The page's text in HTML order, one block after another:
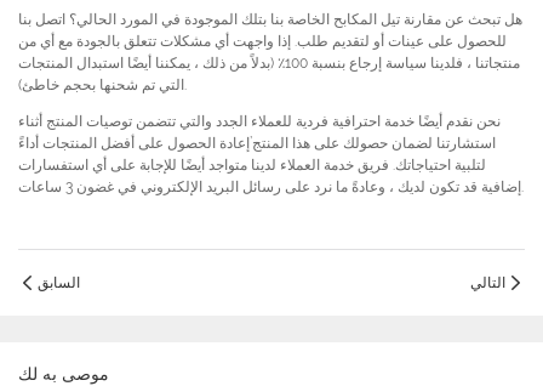
هل تبحث عن مقارنة تيل المكابح الخاصة بنا بتلك الموجودة في المورد الحالي؟ اتصل بنا
للحصول على عينات أو لتقديم طلب. إذا واجهت أي مشكلات تتعلق بالجودة مع أي من
منتجاتنا ، فلدينا سياسة إرجاع بنسبة 100٪ (بدلاً من ذلك ، يمكننا أيضًا استبدال المنتجات
التي تم شحنها بحجم خاطئ).
نحن نقدم أيضًا خدمة احترافية فردية للعملاء الجدد والتي تتضمن توصيات المنتج أثناء
استشارتنا لضمان حصولك على هذا المنتج’إعادة الحصول على أفضل المنتجات أداءً
لتلبية احتياجاتك. فريق خدمة العملاء لدينا متواجد أيضًا للإجابة على أي استفسارات
إضافية قد تكون لديك ، وعادةً ما نرد على رسائل البريد الإلكتروني في غضون 3 ساعات.
السابق التالي
موصى به لك